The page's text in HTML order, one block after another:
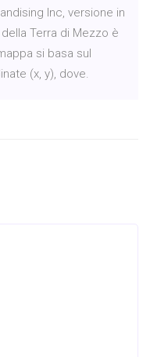
Inc, versione in
Terra di Mezzo è
si basa sul
(x, y), dove.